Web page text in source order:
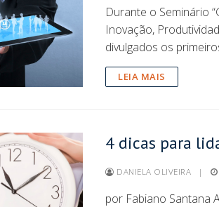
Durante o Seminário
Inovação,
divulgados os
LEIA MAIS
4 dicas para
DANIELA OLIVEIRA |
por Fabiano Santana